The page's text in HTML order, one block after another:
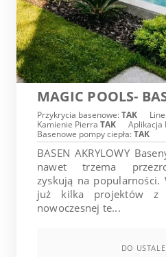
MAGIC POOLS-
Przykrycia basenowe:TAK
Kamienie Pierra TAK Aplikacja
Basenowe pompy ciepła:TAK
BASEN AKRYLOWY
nawet trzema
zyskują na popularności.
już kilka projektów z
nowoczesnej te...
DO